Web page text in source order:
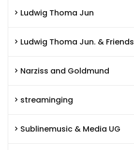
Ludwig Thoma Jun
Ludwig Thoma Jun. & Friends
Narziss and Goldmund
streaminging
Sublinemusic & Media UG